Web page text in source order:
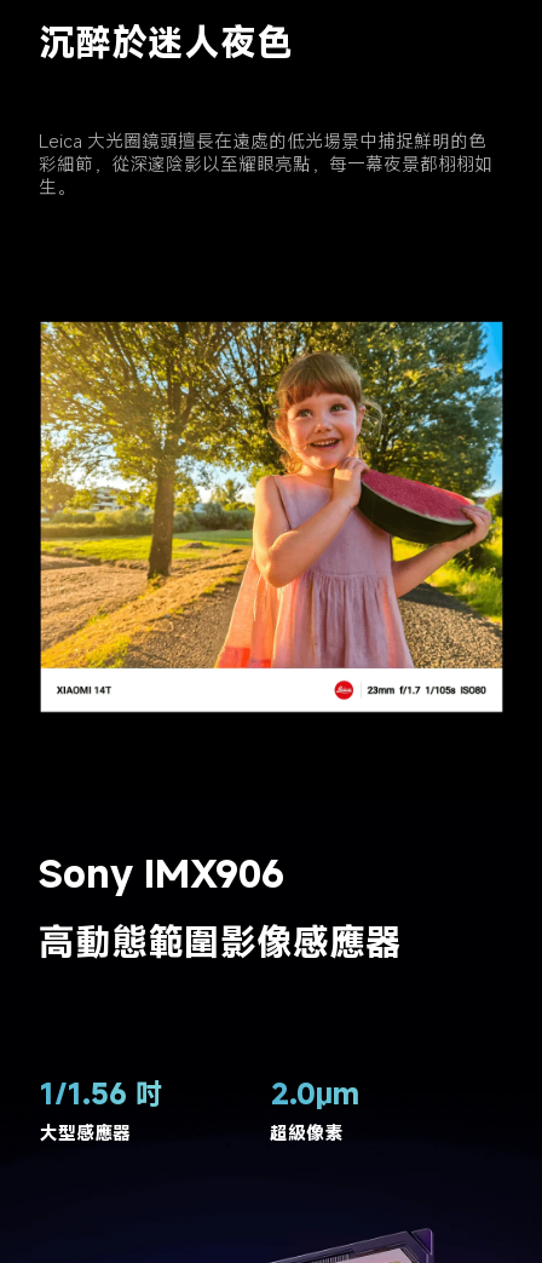
沉醉於迷人夜色
Leica 大光圈鏡頭擅長在遠處的低光場景中捕捉鮮明的色
彩細節，從深邃陰影以至耀眼亮點，每一幕夜景都栩栩如
生。
Sony IMX906
高動態範圍影像感應器
1/1.56 吋
大型感應器
2.0μm
超級像素